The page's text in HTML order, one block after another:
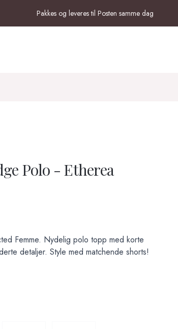
Pakkes og leveres til Posten samme dag
Polo - Etherea
Femme. Nydelig polo topp med korte
detaljer. Style med matchende shorts!